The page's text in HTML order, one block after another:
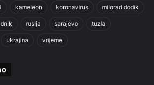
kameleon koronavirus milorad dodik
rusija sarajevo tuzla
ukrajina vrijeme